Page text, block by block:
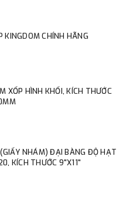
KINGDOM CHÍNH HÃNG
XỐP HÌNH KHỐI, KÍCH THƯỚC
NHÁM) ĐẠI BÀNG ĐỘ HẠT
KÍCH THƯỚC 9"X11"